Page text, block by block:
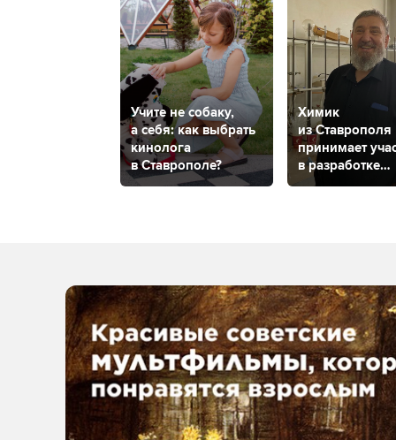
Учите не собаку,
а себя: как выбрать
кинолога
в Ставрополе?
Химик
из Ставрополя
принимает
в разработке
вещества